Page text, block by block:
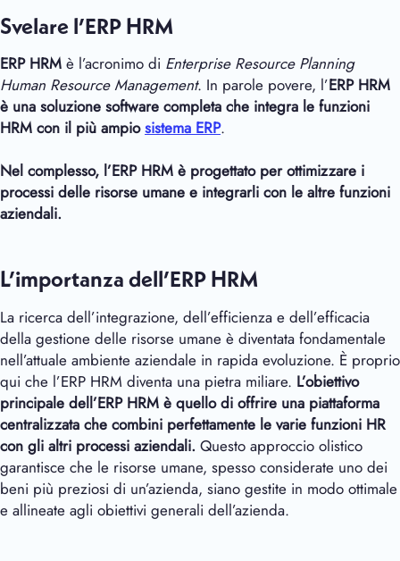
Svelare l’ERP HRM
ERP HRM è l’acronimo di Enterprise Resource Planning
Human Resource Management. In parole povere, l’ERP HRM
è una soluzione software completa che integra le funzioni
HRM con il più ampiosistema ERP.
Nel complesso, l’ERP HRM è progettato per ottimizzare i
processi delle risorse umane e integrarli con le altre funzioni
aziendali.
L’importanza dell’ERP HRM
La ricerca dell’integrazione, dell’efficienza e dell’efficacia
della gestione delle risorse umane è diventata fondamentale
nell’attuale ambiente aziendale in rapida evoluzione. È proprio
qui che l’ERP HRM diventa una pietra miliare. L’obiettivo
principale dell’ERP HRM è quello di offrire una piattaforma
centralizzata che combini perfettamente le varie funzioni HR
con gli altri processi aziendali. Questo approccio olistico
garantisce che le risorse umane, spesso considerate uno dei
beni più preziosi di un’azienda, siano gestite in modo ottimale
e allineate agli obiettivi generali dell’azienda.